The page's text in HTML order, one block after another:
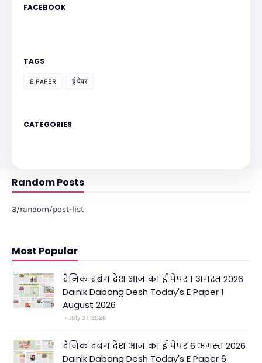
FACEBOOK
TAGS
E PAPER ई पेपर
CATEGORIES
Random Posts
3/random/post-list
Most Popular
दैनिक दबंग देश आज का ई पेपर 1 अगस्त 2026
Dainik Dabang Desh Today's E Paper 1
August 2026
July 31, 2026
दैनिक दबंग देश आज का ई पेपर 6 अगस्त 2026
Dainik Dabang Desh Today's E Paper 6